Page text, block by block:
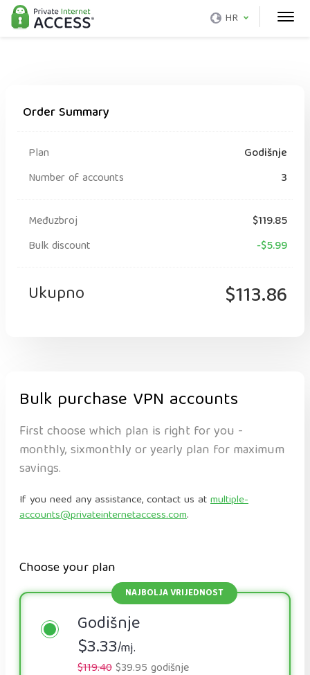
HR
Order Summary
Plan
Godišnje
Number of accounts
3
Međuzbroj
$119.85
Bulk discount
-$5.99
Ukupno $113.86
Bulk purchase VPN accounts
First choose which plan is right for you -
monthly, sixmonthly or yearly plan for maximum
savings.
If you need any assistance, contact us atmultiple-
accounts@privateinternetaccess.com.
Choose your plan
Godišnje
$3.33/mj.
$119.40$39.95 godišnje